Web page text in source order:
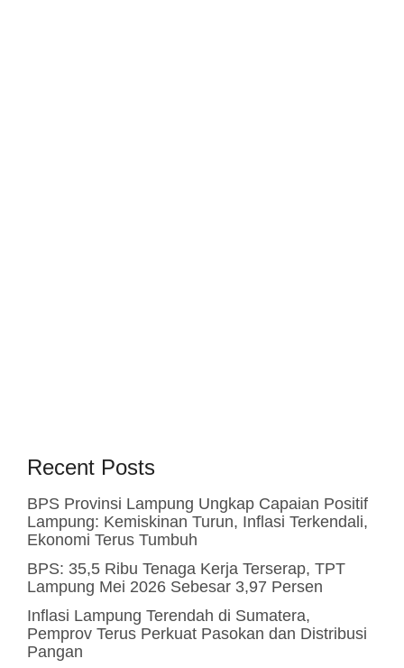
Recent Posts
BPS Provinsi Lampung Ungkap Capaian Positif
Lampung: Kemiskinan Turun, Inflasi Terkendali,
Ekonomi Terus Tumbuh
BPS: 35,5 Ribu Tenaga Kerja Terserap, TPT
Lampung Mei 2026 Sebesar 3,97 Persen
Inflasi Lampung Terendah di Sumatera,
Pemprov Terus Perkuat Pasokan dan Distribusi
Pangan